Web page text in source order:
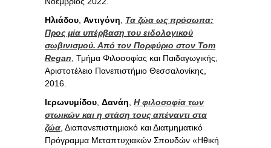
Ηλιάδου, Αντιγόνη, Τα ζώα ως πρόσωπα:
Προς μία υπέρβαση του ειδολογικού
σωβινισμού. Από τον Πορφύριο στον Tom
Regan, Τμήμα Φιλοσοφίας και Παιδαγωγικής,
Αριστοτέλειο Πανεπιστήμιο Θεσσαλονίκης,
2016.
Ιερωνυμίδου, Δανάη, Η φιλοσοφία των
στωικών και η στάση τους απέναντι στα
ζώα, Διαπανεπιστημιακό και Διατμηματικό
Πρόγραμμα Μεταπτυχιακών Σπουδών «Ηθική